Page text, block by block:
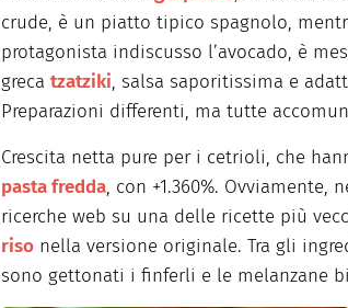
crude, è un piatto tipico spagnolo,
protagonista indiscusso l’avocado, è
greca tzatziki, salsa saporitissima e
Preparazioni differenti, ma tutte
Crescita netta pure per i cetrioli, che
pasta fredda, con +1.360%. Ovviamente,
ricerche web su una delle ricette più
riso nella versione originale. Tra gli
sono gettonati i finferli e le melanzane